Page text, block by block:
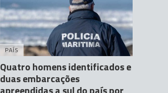
PAÍS
Quatro homens identificados e
duas embarcações